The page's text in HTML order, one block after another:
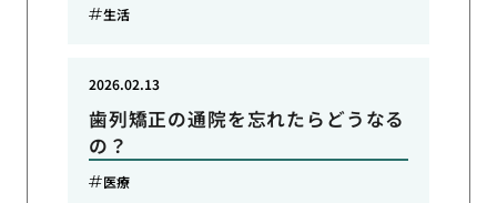
生活
歯列矯正の通院を忘れたらどうなる
の？
2026.02.13
医療